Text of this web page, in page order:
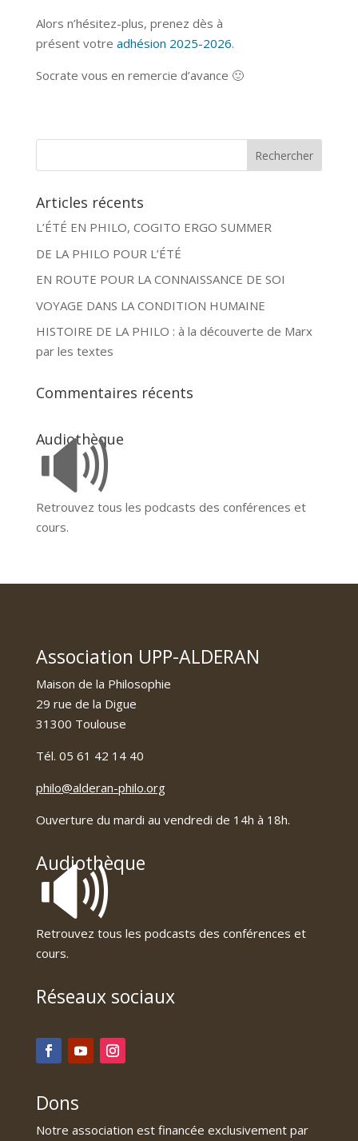
Alors n’hésitez-plus, prenez dès à
présent votre adhésion 2025-2026.
Socrate vous en remercie d’avance 🙂
Articles récents
L’ÉTÉ EN PHILO, COGITO ERGO SUMMER
DE LA PHILO POUR L’ÉTÉ
EN ROUTE POUR LA CONNAISSANCE DE SOI
VOYAGE DANS LA CONDITION HUMAINE
HISTOIRE DE LA PHILO : à la découverte de Marx
par les textes
Commentaires récents
Audiothèque
🔊
Retrouvez tous les podcasts des conférences et
cours.
Association UPP-ALDERAN
Maison de la Philosophie
29 rue de la Digue
31300 Toulouse
Tél. 05 61 42 14 40
philo@alderan-philo.org
Ouverture du mardi au vendredi de 14h à 18h.
Audiothèque
🔊
Retrouvez tous les podcasts des conférences et
cours.
Réseaux sociaux
Dons
Notre association est financée exclusivement par